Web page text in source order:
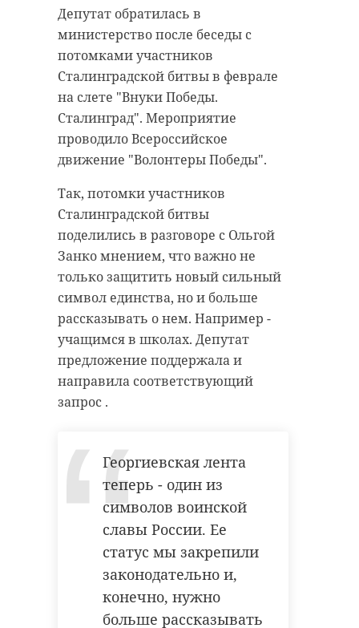
Депутат обратилась в
министерство после беседы с
потомками участников
Сталинградской битвы в феврале
на слете "Внуки Победы.
Сталинград". Мероприятие
проводило Всероссийское
движение "Волонтеры Победы".
Так, потомки участников
Сталинградской битвы
поделились в разговоре с Ольгой
Занко мнением, что важно не
только защитить новый сильный
символ единства, но и больше
рассказывать о нем. Например -
учащимся в школах. Депутат
предложение поддержала и
направила соответствующий
запрос .
Георгиевская лента
теперь - один из
символов воинской
славы России. Ее
статус мы закрепили
законодательно и,
конечно, нужно
больше рассказывать
просим предотвратить ее
прогулки в парке», - написали на
официальной странице парка
ВКонтакте. Если хозяин пса не
найдется, то сотрудники обратятся
в городскую администрацию.
Хвостатого отловят и передадут в
приют.
Фото: Музей-заповедник Парк
Монрепо/ВКонтакте
парк монрепо
животные
Поделиться статьей:
свободу и честь Отчизны. Однако
при старом режиме мемориал так
и не восстановили полностью.
Дмитрий Кабацкий поделился, что
во время посещения убедился в
том, что работу нужно закончить.
"Будем помогать", - заявил он.
Памятник
задумывался как
вечный огонь —
символ живой
памяти народа о
павших героях,
борцах за свободу и
честь Родины, но при
старом режиме
полностью. Сегодня
убедился, что
необходимо
закончить работу.
Будем помогать
Дмитрий Кабацкий,
представитель от
Ленинградской